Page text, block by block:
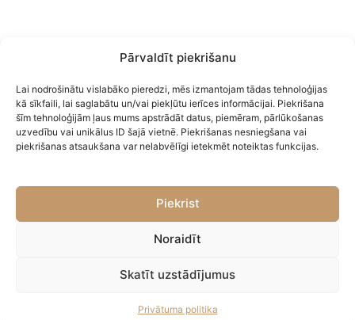
Pārvaldīt piekrišanu
Lai nodrošinātu vislabāko pieredzi, mēs izmantojam tādas tehnoloģijas
kā sīkfaili, lai saglabātu un/vai piekļūtu ierīces informācijai. Piekrišana
šīm tehnoloģijām ļaus mums apstrādāt datus, piemēram, pārlūkošanas
uzvedību vai unikālus ID šajā vietnē. Piekrišanas nesniegšana vai
piekrišanas atsaukšana var nelabvēlīgi ietekmēt noteiktas funkcijas.
Piekrist
Noraidīt
Skatīt uzstādījumus
Privātuma politika